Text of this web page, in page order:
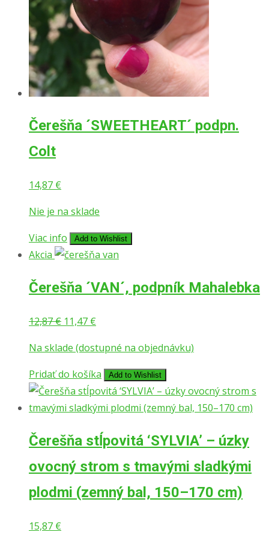
Čerešňa ´SWEETHEART´ podpn.
Colt
14,87 €
Nie je na sklade
Viac info
Add to Wishlist
Akcia
Čerešňa ´VAN´, podpník Mahalebka
12,87€ Pôvodná
bola:
12,87 €.
11,47 €
je:
11,47 €.
Na sklade (dostupné na objednávku)
Pridať do košíka
Add to Wishlist
Čerešňa stĺpovitá ‘SYLVIA’ – úzky
ovocný strom s tmavými sladkými
plodmi (zemný bal, 150–170 cm)
15,87 €